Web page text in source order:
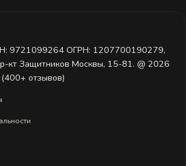
9721099264 ОГРН: 1207700190279,
кт Защитников Москвы, 15-81. @ 2026 ㅤ
(400+ отзывов)